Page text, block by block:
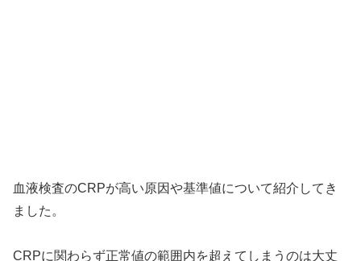
血液検査のCRPが高い原因や基準値について紹介してき
ました。
CRPに関わらず正常値の範囲内を超えてしまうのは大丈